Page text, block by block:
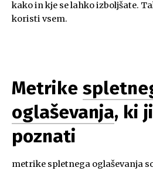
kako in kje se lahko izboljšate.
koristi vsem.
Metrike
oglaševanja, ki
poznati
metrike spletnega oglaševanja